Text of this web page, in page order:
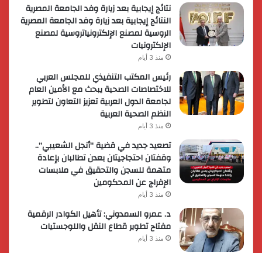
نتائج إيجابية بعد زيارة وفد الجامعة المصرية
النتائج إيجابية بعد زيارة وفد الجامعة المصرية
الروسية لمصنع الإلكترونياتروسية لمصنع
الإلكترونيات
منذ 3 أيام
رئيس المكتب التنفيذي للمجلس العربي
للاختصاصات الصحية يبحث مع الأمين العام
لجامعة الدول العربية تعزيز التعاون لتطوير
النظم الصحية العربية
منذ 3 أيام
تصعيد جديد في قضية “أنجل الشعيبي”..
وقفتان احتجاجيتان بعدن تطالبان بإعادة
متهمة للسجن والتحقيق في ملابسات
الإفراج عن المحكومين
منذ 3 أيام
د. عمرو السمدوني: تأهيل الكوادر الرقمية
مفتاح تطوير قطاع النقل واللوجستيات
منذ 3 أيام